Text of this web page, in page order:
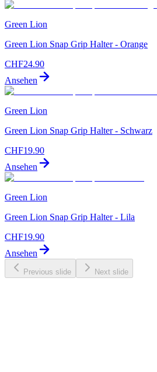
Green Lion
Green Lion Snap Grip Halter - Orange
CHF24.90
Ansehen
Green Lion
Green Lion Snap Grip Halter - Schwarz
CHF19.90
Ansehen
Green Lion
Green Lion Snap Grip Halter - Lila
CHF19.90
Ansehen
Previous slide Next slide